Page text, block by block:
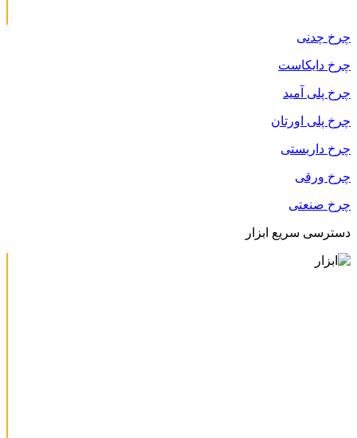
چرخ چدنی
چرخ دایکاست
چرخ پلی آمید
چرخ پلی اورتان
چرخ داربستی
چرخ ورقی
چرخ صنعتی
دسترسی سریع ابزار